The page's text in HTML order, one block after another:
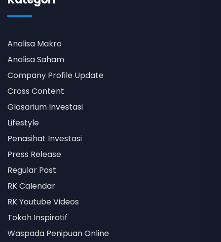
Analisa Makro
Analisa Saham
Company Profile Update
Cross Content
Glosarium Investasi
Lifestyle
Penasihat Investasi
Press Release
Regular Post
RK Calendar
RK Youtube Videos
Tokoh Inspiratif
Waspada Penipuan Online